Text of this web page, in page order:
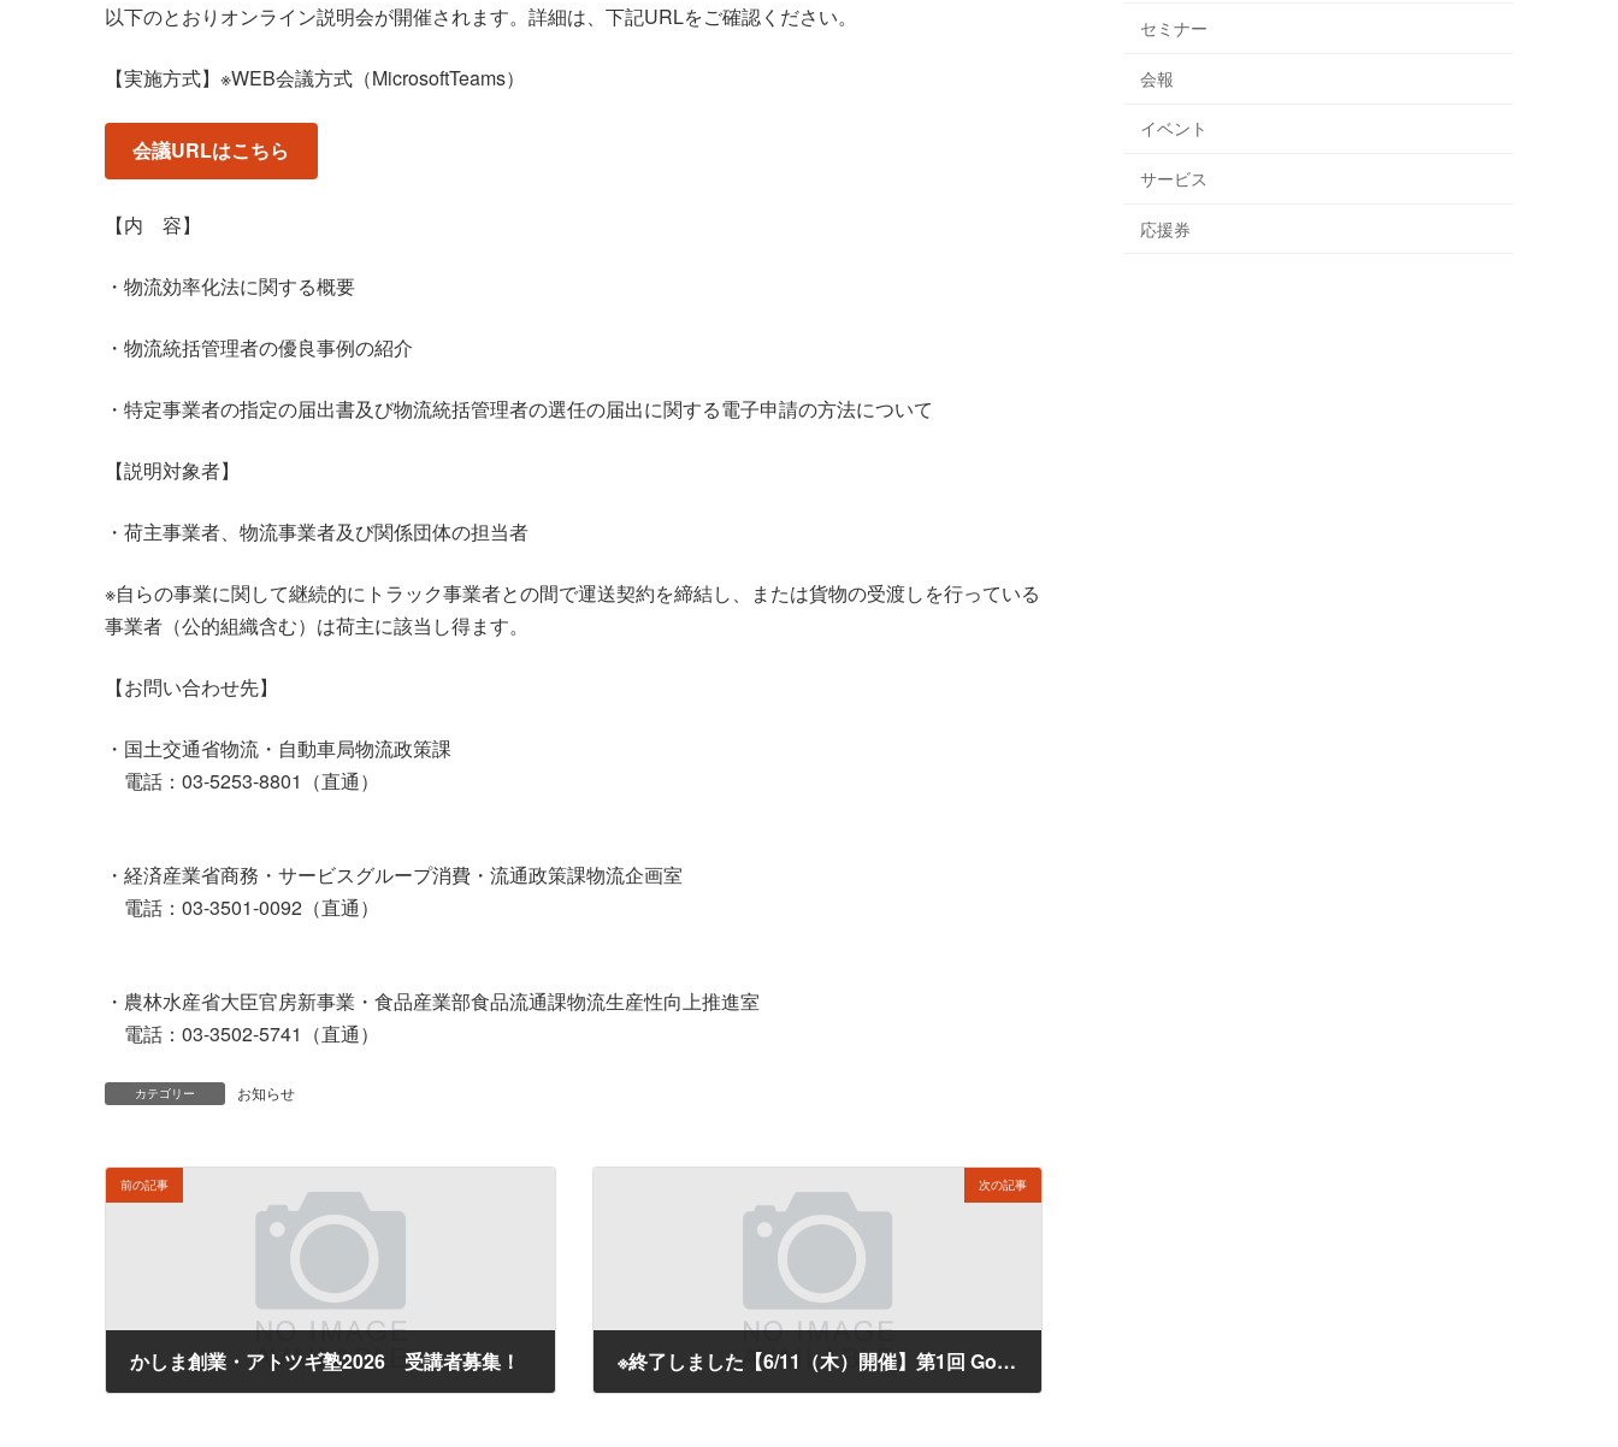
以下のとおりオンライン説明会が開催されます。詳細は、下記URLをご確認ください。
【実施方式】※WEB会議方式（MicrosoftTeams）
会議URLはこちら
【内 容】
・物流効率化法に関する概要
・物流統括管理者の優良事例の紹介
・特定事業者の指定の届出書及び物流統括管理者の選任の届出に関する電子申請の方法について
【説明対象者】
・荷主事業者、物流事業者及び関係団体の担当者
※自らの事業に関して継続的にトラック事業者との間で運送契約を締結し、または貨物の受渡しを行っている
事業者（公的組織含む）は荷主に該当し得ます。
【お問い合わせ先】
・国土交通省物流・自動車局物流政策課
電話：03-5253-8801（直通）
・経済産業省商務・サービスグループ消費・流通政策課物流企画室
電話：03-3501-0092（直通）
・農林水産省大臣官房新事業・食品産業部食品流通課物流生産性向上推進室
電話：03-3502-5741（直通）
カテゴリー お知らせ
前の記事
かしま創業・アトツギ塾2026 受講者募集！
次の記事
※終了しました【6/11（木）開催】第1回 Googleビジネスプロフィールを活用した誘客促進セミナーの開催のお知らせ
セミナー
会報
イベント
サービス
応援券